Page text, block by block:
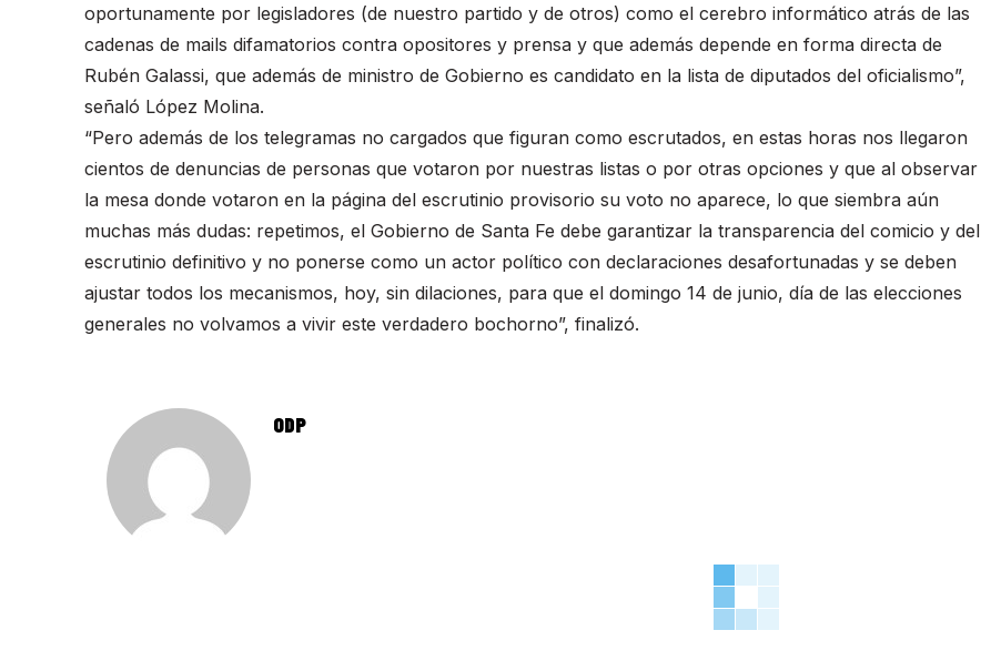
oportunamente por legisladores (de nuestro partido y de otros) como el cerebro informático atrás de las
cadenas de mails difamatorios contra opositores y prensa y que además depende en forma directa de
Rubén Galassi, que además de ministro de Gobierno es candidato en la lista de diputados del oficialismo”,
señaló López Molina.
“Pero además de los telegramas no cargados que figuran como escrutados, en estas horas nos llegaron
cientos de denuncias de personas que votaron por nuestras listas o por otras opciones y que al observar
la mesa donde votaron en la página del escrutinio provisorio su voto no aparece, lo que siembra aún
muchas más dudas: repetimos, el Gobierno de Santa Fe debe garantizar la transparencia del comicio y del
escrutinio definitivo y no ponerse como un actor político con declaraciones desafortunadas y se deben
ajustar todos los mecanismos, hoy, sin dilaciones, para que el domingo 14 de junio, día de las elecciones
generales no volvamos a vivir este verdadero bochorno”, finalizó.
ODP